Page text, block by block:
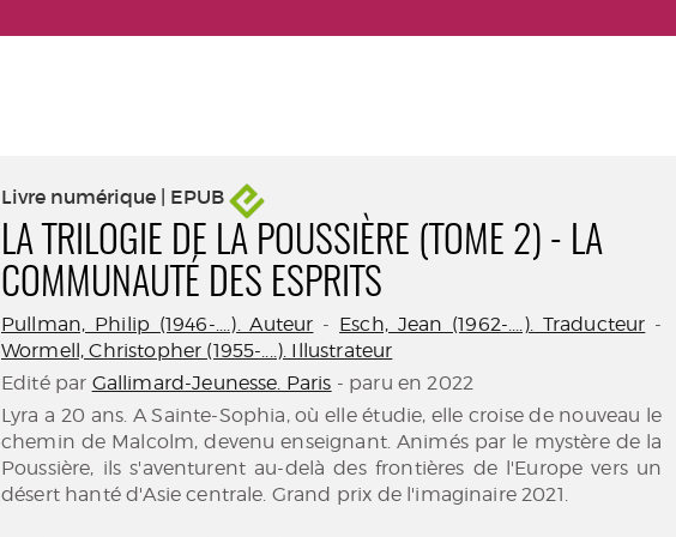
Livre numérique | EPUB
LA TRILOGIE DE LA POUSSIÈRE (TOME 2) - LA
COMMUNAUTÉ DES ESPRITS
Pullman, Philip (1946-....). Auteur - Esch, Jean (1962-....). Traducteur -
Wormell, Christopher (1955-....). Illustrateur
Edité par Gallimard-Jeunesse. Paris - paru en 2022
Lyra a 20 ans. A Sainte-Sophia, où elle étudie, elle croise de nouveau le
chemin de Malcolm, devenu enseignant. Animés par le mystère de la
Poussière, ils s'aventurent au-delà des frontières de l'Europe vers un
désert hanté d'Asie centrale. Grand prix de l'imaginaire 2021.